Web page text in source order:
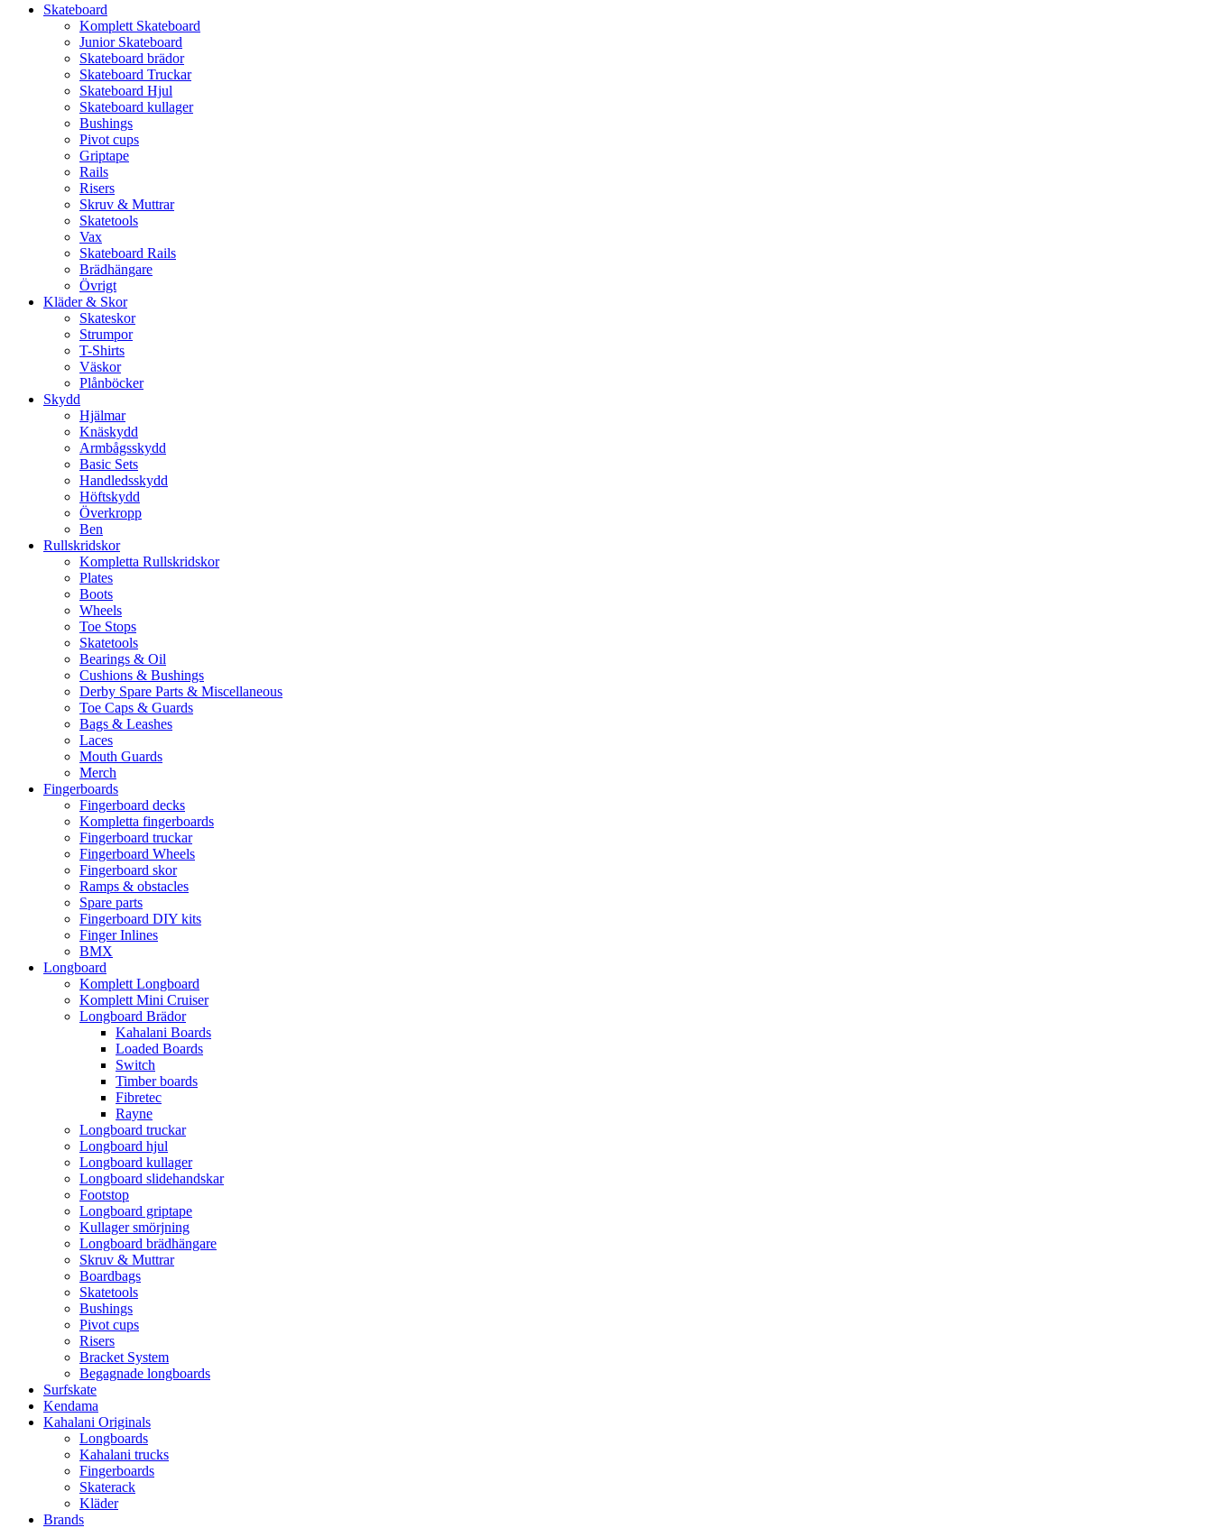
Skateboard
Komplett Skateboard
Junior Skateboard
Skateboard brädor
Skateboard Truckar
Skateboard Hjul
Skateboard kullager
Bushings
Pivot cups
Griptape
Rails
Risers
Skruv & Muttrar
Skatetools
Vax
Skateboard Rails
Brädhängare
Övrigt
Kläder & Skor
Skateskor
Strumpor
T-Shirts
Väskor
Plånböcker
Skydd
Hjälmar
Knäskydd
Armbågsskydd
Basic Sets
Handledsskydd
Höftskydd
Överkropp
Ben
Rullskridskor
Kompletta Rullskridskor
Plates
Boots
Wheels
Toe Stops
Skatetools
Bearings & Oil
Cushions & Bushings
Derby Spare Parts & Miscellaneous
Toe Caps & Guards
Bags & Leashes
Laces
Mouth Guards
Merch
Fingerboards
Fingerboard decks
Kompletta fingerboards
Fingerboard truckar
Fingerboard Wheels
Fingerboard skor
Ramps & obstacles
Spare parts
Fingerboard DIY kits
Finger Inlines
BMX
Longboard
Komplett Longboard
Komplett Mini Cruiser
Longboard Brädor
Kahalani Boards
Loaded Boards
Switch
Timber boards
Fibretec
Rayne
Longboard truckar
Longboard hjul
Longboard kullager
Longboard slidehandskar
Footstop
Longboard griptape
Kullager smörjning
Longboard brädhängare
Skruv & Muttrar
Boardbags
Skatetools
Bushings
Pivot cups
Risers
Bracket System
Begagnade longboards
Surfskate
Kendama
Kahalani Originals
Longboards
Kahalani trucks
Fingerboards
Skaterack
Kläder
Brands